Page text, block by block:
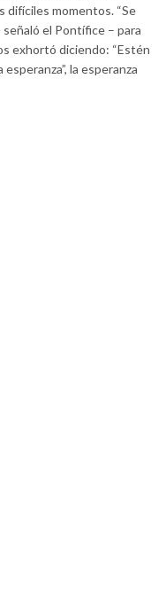
difíciles momentos. “Se
el Pontífice – para
exhortó diciendo: “Estén
la esperanza